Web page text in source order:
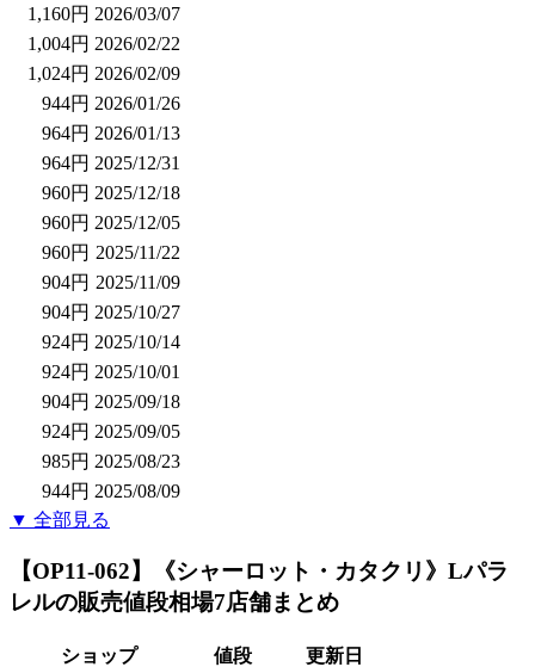
1,160円 2026/03/07
1,004円 2026/02/22
1,024円 2026/02/09
944円 2026/01/26
964円 2026/01/13
964円 2025/12/31
960円 2025/12/18
960円 2025/12/05
960円 2025/11/22
904円 2025/11/09
904円 2025/10/27
924円 2025/10/14
924円 2025/10/01
904円 2025/09/18
924円 2025/09/05
985円 2025/08/23
944円 2025/08/09
▼ 全部見る
【OP11-062】《シャーロット・カタクリ》Lパラ
レルの販売値段相場7店舗まとめ
ショップ 値段
更新日